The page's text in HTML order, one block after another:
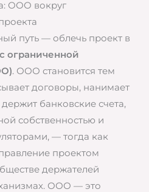
ООО вокруг
путь — облечь проект в
ограниченной
. ООО становится тем
договоры, нанимает
банковские счета,
собственностью и
— тогда как
проектом
держателей
ООО — это